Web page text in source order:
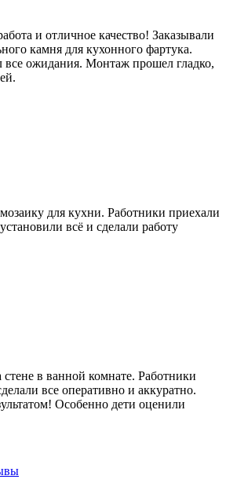
и отличное качество! Заказывали
камня для кухонного фартука.
все ожидания. Монтаж прошел гладко,
для кухни. Работники приехали
всё и сделали работу
стене в ванной комнате. Работники
все оперативно и аккуратно.
Особенно дети оценили